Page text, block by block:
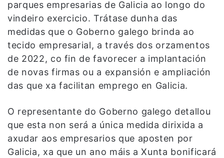
parques empresarias de Galicia ao longo do
vindeiro exercicio. Trátase dunha das
medidas que o Goberno galego brinda ao
tecido empresarial, a través dos orzamentos
de 2022, co fin de favorecer a implantación
de novas firmas ou a expansión e ampliación
das que xa facilitan emprego en Galicia.
O representante do Goberno galego detallou
que esta non será a única medida dirixida a
axudar aos empresarios que aposten por
Galicia, xa que un ano máis a Xunta bonificará